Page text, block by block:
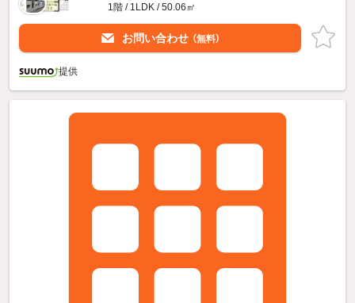
1階 / 1LDK / 50.06㎡
お問い合わせ （無料）
提供